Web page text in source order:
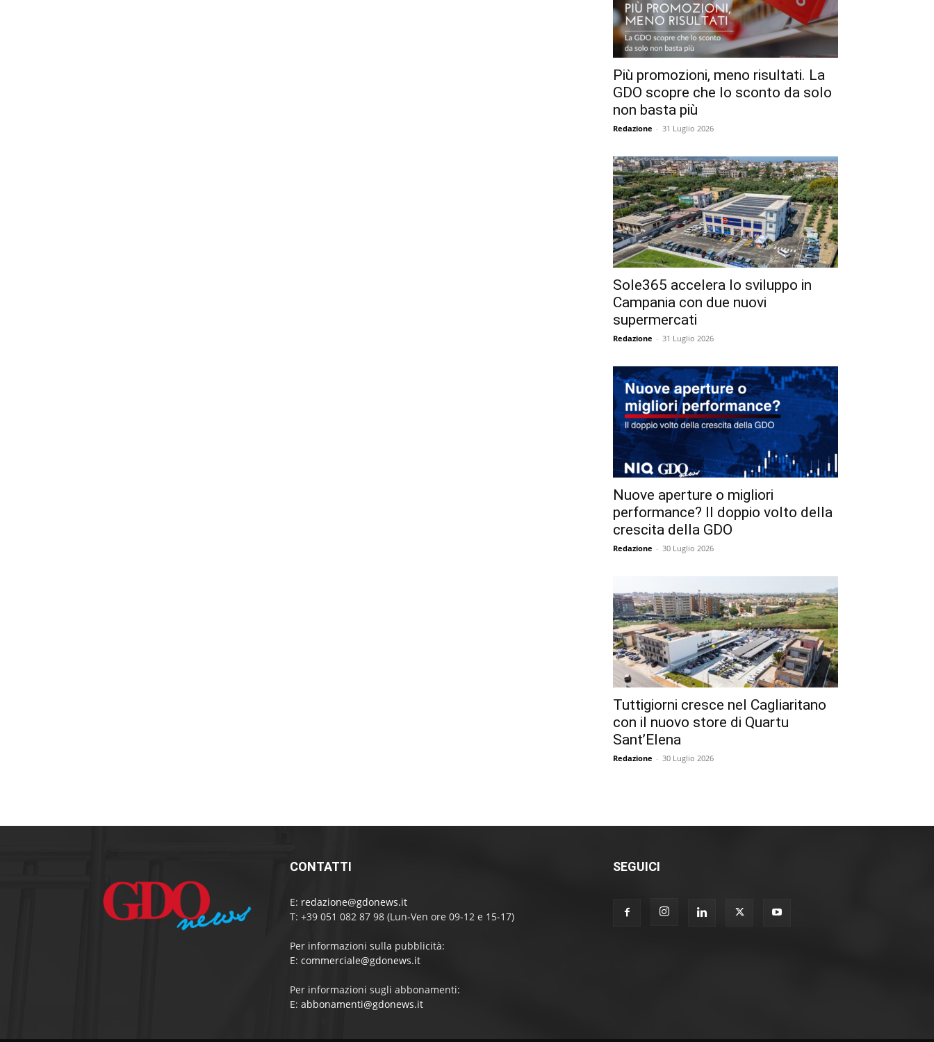
Più promozioni, meno risultati. La
GDO scopre che lo sconto da solo
non basta più
Redazione - 31 Luglio 2026
Sole365 accelera lo sviluppo in
Campania con due nuovi
supermercati
Redazione - 31 Luglio 2026
Nuove aperture o migliori
performance? Il doppio volto della
crescita della GDO
Redazione - 30 Luglio 2026
Tuttigiorni cresce nel Cagliaritano
con il nuovo store di Quartu
Sant’Elena
Redazione - 30 Luglio 2026
CONTATTI
E: redazione@gdonews.it
T: +39 051 082 87 98 (Lun-Ven ore 09-12 e 15-17)
Per informazioni sulla pubblicità:
E: commerciale@gdonews.it
Per informazioni sugli abbonamenti:
E: abbonamenti@gdonews.it
SEGUICI